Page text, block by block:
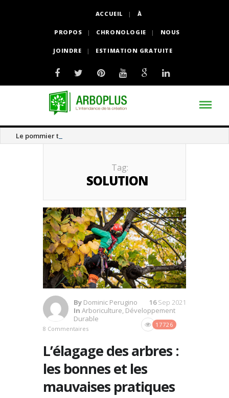
ACCUEIL À
PROPOS CHRONOLOGIE NOUS
JOINDRE ESTIMATION GRATUITE
Le pommier thé
Tag:
SOLUTION
By Dominic Perugino
In Arboriculture Développement
Durable
8 Commentaires
17726
16Sep 2021
L’élagage des arbres :
les bonnes et les
mauvaises pratiques